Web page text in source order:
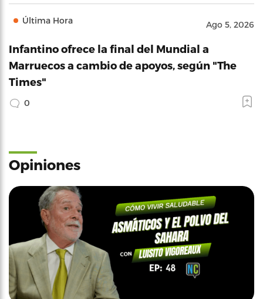
Última Hora Ago 5, 2026
Infantino ofrece la final del Mundial a
Marruecos a cambio de apoyos, según "The
Times"
0
Opiniones